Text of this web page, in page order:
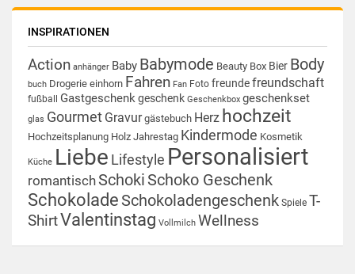
INSPIRATIONEN
Action anhänger Baby Babymode Beauty Box Bier Body
buch Drogerie einhorn Fahren Fan Foto freundefreundschaft
fußball Gastgeschenkgeschenk Geschenkbox geschenkset
glas Gourmet Gravur gästebuch Herz hochzeit
Hochzeitsplanung Holz Jahrestag Kindermode Kosmetik
Küche Liebe Lifestyle Personalisiert
romantisch Schoki Schoko Geschenk
Schokolade Schokoladengeschenk Spiele T-
ShirtValentinstag Vollmilch Wellness